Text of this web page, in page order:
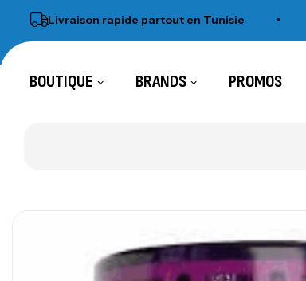
Livraison rapide partout en Tunisie
BOUTIQUE BRANDS PROMOS